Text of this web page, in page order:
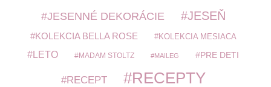
JESENNÉ DEKORÁCIE JESEŇ
KOLEKCIA BELLA ROSE KOLEKCIA MESIACA
LETO MADAM STOLTZ MAILEG PRE DETI
RECEPT
RECEPTY